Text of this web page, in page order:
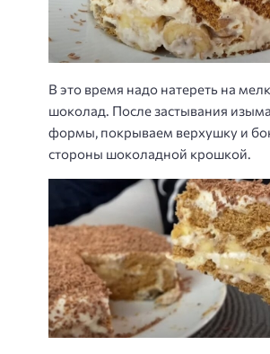
В это время надо натереть на
шоколад. После застывания
формы, покрываем верхушку и
стороны шоколадной крошкой.